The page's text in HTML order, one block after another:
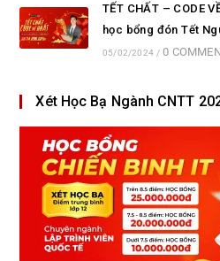
TẾT CHẤT – CODE
học bổng đón Tết
05/02/2024 / 0
Xét Học Bạ Ngành CNTT